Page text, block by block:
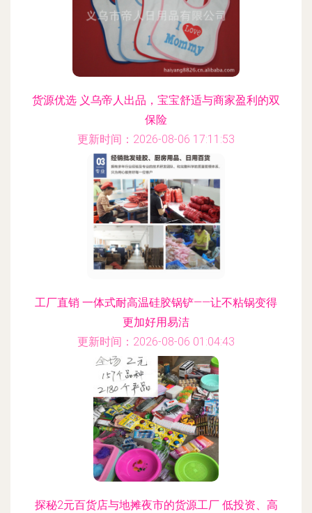
货源优选 义乌帝人出品，宝宝舒适与商家盈利的双
保险
更新时间：2026-08-06 17:11:53
工厂直销 一体式耐高温硅胶锅铲——让不粘锅变得
更加好用易洁
更新时间：2026-08-06 01:04:43
探秘2元百货店与地摊夜市的货源工厂 低投资、高